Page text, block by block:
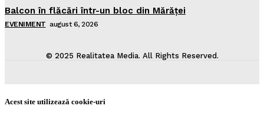
Balcon în flăcări într-un bloc din Mărăţei
EVENIMENT august 6, 2026
© 2025 Realitatea Media. All Rights Reserved.
Acest site utilizează cookie-uri